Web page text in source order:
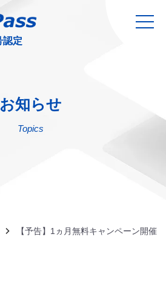
お知らせ
Topics
【予告】1ヵ月無料キャンペーン開催